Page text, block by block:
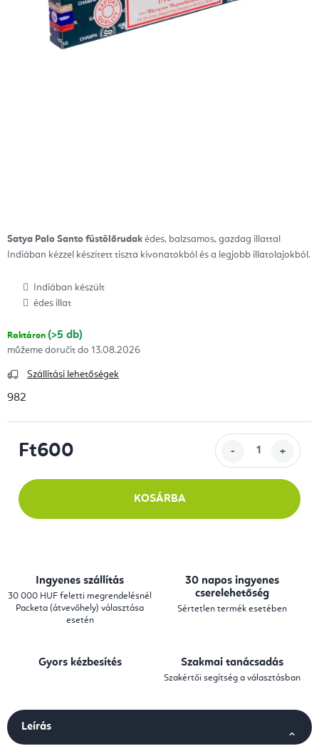
Satya Palo Santo füstölőrudak édes, balzsamos, gazdag illattal
Indiában kézzel készített tiszta kivonatokból és a legjobb illatolajokból.
Indiában készült
édes illat
Raktáron (>5 db)
13.08.2026
Szállítási lehetőségek
982
Ft600
KOSÁRBA
Ingyenes szállítás
30 000 HUF feletti megrendelésnél
Packeta (átvevőhely) választása
esetén
30 napos ingyenes
cserelehetőség
Sértetlen termék esetében
Gyors kézbesítés Szakmai tanácsadás
Szakértői segítség a választásban
Leírás